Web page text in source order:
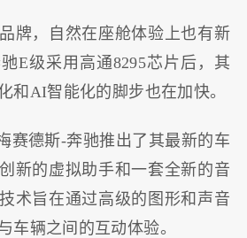
牌，自然在座舱体验上也有新
E级采用高通8295芯片后，其
和AI智能化的脚步也在加快。
赛德斯-奔驰推出了其最新的车
新的虚拟助手和一套全新的音
术旨在通过高级的图形和声音
车辆之间的互动体验。